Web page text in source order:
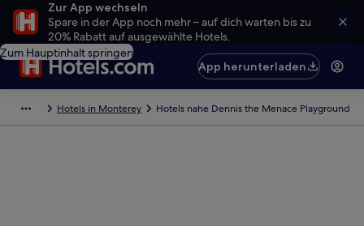
Zur App wechseln
Spare in der App noch mehr – auf dich warten bis zu
20% Rabatt auf ausgewählte Hotels.
Zum Hauptinhalt springen
App herunterladen
Hotels in Monterey Hotels nahe Dennis the Menace Playground